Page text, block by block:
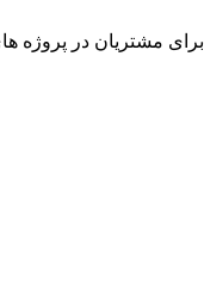
کابل در لاله زار تهران